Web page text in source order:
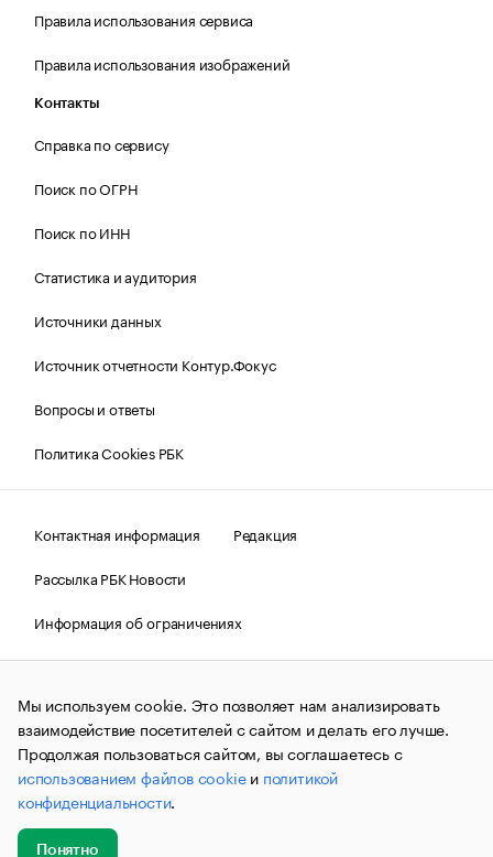
Правила использования сервиса
Правила использования изображений
Контакты
Справка по сервису
Поиск по ОГРН
Поиск по ИНН
Статистика и аудитория
Источники данных
Источник отчетности Контур.Фокус
Вопросы и ответы
Политика Cookies РБК
Контактная информация
Редакция
Рассылка РБК Новости
Информация об ограничениях
Правовая информация
О соблюдении авторских прав
© АО «РОСБИЗНЕСКОНСАЛТИНГ»,1995–2026.Сообщения
и материалы информационного агентства «РБК»
(зарегистрировано Федеральной службой по надзору в сфере
связи, информационных технологий и массовых
коммуникаций (Роскомнадзор) 09.12.2015 за номером ИА
№ФС77-63848) сопровождаются пометкой «РБК». Отдельные
публикации могут содержать информацию,
не предназначенную для пользователей
до 18 лет.
Мы используем cookie. Это позволяет нам анализировать
взаимодействие посетителей с сайтом и делать его лучше.
Продолжая пользоваться сайтом, вы соглашаетесь с
использованием файлов cookieи политикой
конфиденциальности.
Понятно